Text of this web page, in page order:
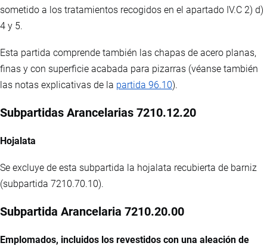
sometido a los tratamientos recogidos en el apartado IV.C 2) d)
4 y 5.
Esta partida comprende también las chapas de acero planas,
finas y con superficie acabada para pizarras (véanse también
las notas explicativas de la partida 96.10).
Subpartidas Arancelarias 7210.12.20
Hojalata
Se excluye de esta subpartida la hojalata recubierta de barniz
(subpartida 7210.70.10).
Subpartida Arancelaria 7210.20.00
Emplomados, incluidos los revestidos con una aleación de